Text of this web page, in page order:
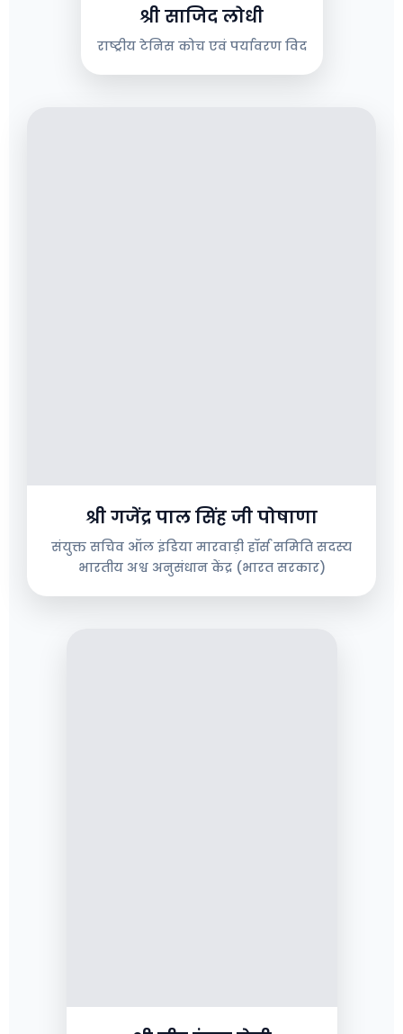
श्री साजिद लोधी
राष्ट्रीय टेनिस कोच एवं पर्यावरण विद
श्री गजेंद्र पाल सिंह जी पोषाणा
संयुक्त सचिव ऑल इंडिया मारवाड़ी हॉर्स समिति सदस्य
भारतीय अश्व अनुसंधान केंद्र (भारत सरकार)